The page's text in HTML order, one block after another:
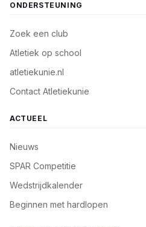
ONDERSTEUNING
Zoek een club
Atletiek op school
atletiekunie.nl
Contact Atletiekunie
ACTUEEL
Nieuws
SPAR Competitie
Wedstrijdkalender
Beginnen met hardlopen